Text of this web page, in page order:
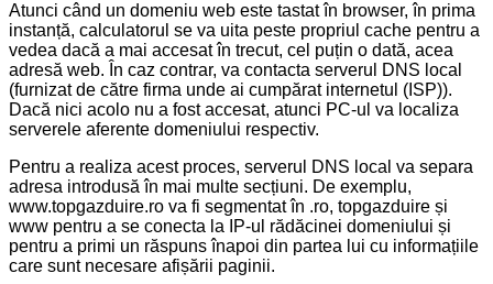
Atunci când un domeniu web este tastat în browser, în prima
instanță, calculatorul se va uita peste propriul cache pentru a
vedea dacă a mai accesat în trecut, cel puțin o dată, acea
adresă web. În caz contrar, va contacta serverul DNS local
(furnizat de către firma unde ai cumpărat internetul (ISP)).
Dacă nici acolo nu a fost accesat, atunci PC-ul va localiza
serverele aferente domeniului respectiv.
Pentru a realiza acest proces, serverul DNS local va separa
adresa introdusă în mai multe secțiuni. De exemplu,
www.topgazduire.ro va fi segmentat în .ro, topgazduire și
www pentru a se conecta la IP-ul rădăcinei domeniului și
pentru a primi un răspuns înapoi din partea lui cu informațiile
care sunt necesare afișării paginii.